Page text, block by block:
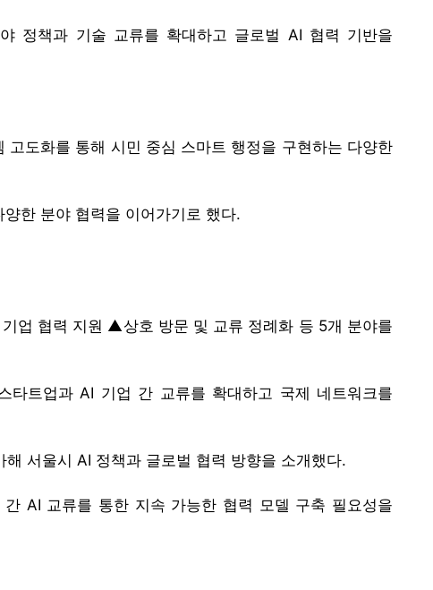
정책과 기술 교류를 확대하고 글로벌 AI 협력 기반을
도화를 통해 시민 중심 스마트 행정을 구현하는 다양한
한 분야 협력을 이어가기로 했다.
업 협력 지원 ▲상호 방문 및 교류 정례화 등 5개 분야를
트업과 AI 기업 간 교류를 확대하고 국제 네트워크를
서울시 AI 정책과 글로벌 협력 방향을 소개했다.
AI 교류를 통한 지속 가능한 협력 모델 구축 필요성을